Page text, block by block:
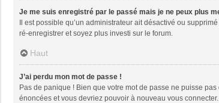
Je me suis enregistré par le passé mais je ne peux plus
Il est possible qu’un administrateur ait désactivé ou
ré-enregistrer et soyez plus investi sur le forum.
Haut
J’ai perdu mon mot de passe !
Pas de panique ! Bien que votre mot de passe ne puisse
énoncées et vous devriez pouvoir à nouveau vous connecter.